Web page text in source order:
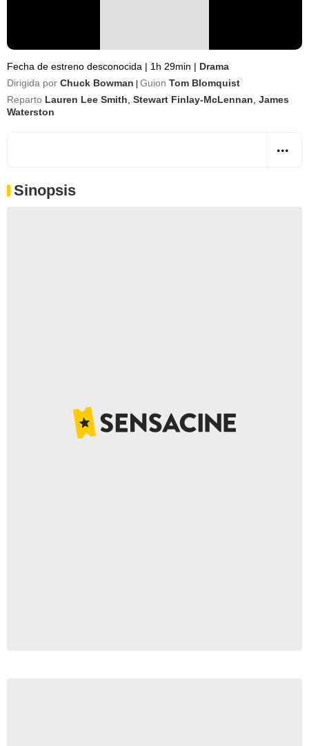
Fecha de estreno desconocida | 1h 29min | Drama
Dirigida por Chuck Bowman Guion Tom Blomquist
Reparto Lauren Lee Smith Stewart Finlay-McLennan James
Waterston
Sinopsis